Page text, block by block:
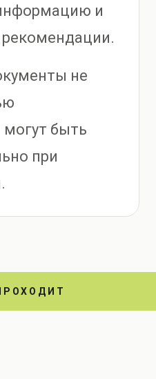
и
не
могут быть
при